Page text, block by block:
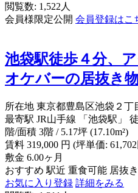
閲覧数: 1,522人
会員様限定公開 会員登録はこ
池袋駅徒歩４分、
オケバーの居抜き
所在地 東京都豊島区池袋２丁
最寄駅 JR山手線 「池袋駅」
階/面積 3階 / 5.17坪 (17.10m²)
賃料 319,000 円 (坪単価:
敷金 6.00ヶ月
おすすめ 駅近 重食可能 居抜き
お気に入り登録 詳細をみる